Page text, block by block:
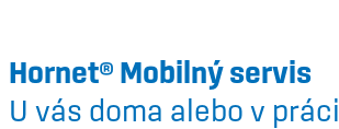
Hornet® Mobilný servis
U vás doma alebo v práci